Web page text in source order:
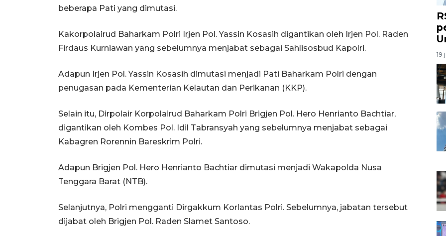
beberapa Pati yang dimutasi.
Kakorpolairud Baharkam Polri Irjen Pol. Yassin Kosasih digantikan oleh Irjen Pol. Raden
Firdaus Kurniawan yang sebelumnya menjabat sebagai Sahlisosbud Kapolri.
Adapun Irjen Pol. Yassin Kosasih dimutasi menjadi Pati Baharkam Polri dengan
penugasan pada Kementerian Kelautan dan Perikanan (KKP).
Selain itu, Dirpolair Korpolairud Baharkam Polri Brigjen Pol. Hero Henrianto Bachtiar,
digantikan oleh Kombes Pol. Idil Tabransyah yang sebelumnya menjabat sebagai
Kabagren Rorennin Bareskrim Polri.
Adapun Brigjen Pol. Hero Henrianto Bachtiar dimutasi menjadi Wakapolda Nusa
Tenggara Barat (NTB).
Selanjutnya, Polri mengganti Dirgakkum Korlantas Polri. Sebelumnya, jabatan tersebut
dijabat oleh Brigjen Pol. Raden Slamet Santoso.
19